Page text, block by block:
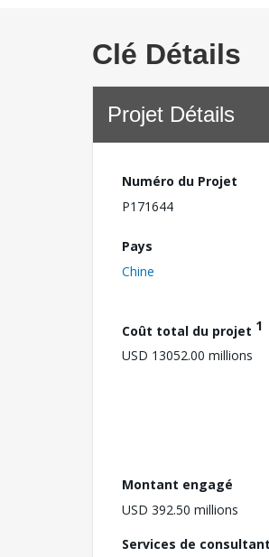
Clé Détails
Projet Détails
Numéro du Projet
P171644
Pays
Chine
Coût total du projet 1
USD 13052.00 millions
Montant engagé
USD 392.50 millions
Services de